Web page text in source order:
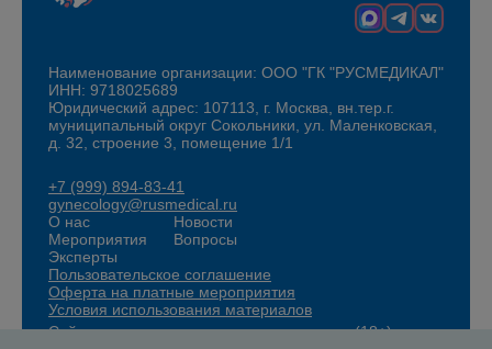
Наименование организации: ООО "ГК "РУСМЕДИКАЛ"
ИНН: 9718025689
Юридический адрес: 107113, г. Москва, вн.тер.г.
муниципальный округ Сокольники, ул. Маленковская,
д. 32, строение 3, помещение 1/1
+7 (999) 894-83-41
gynecology@rusmedical.ru
О нас
Мероприятия
Эксперты
Новости
Вопросы
Пользовательское соглашение
Оферта на платные мероприятия
Условия использования материалов
Сайт для специалистов здравоохранения (18+)